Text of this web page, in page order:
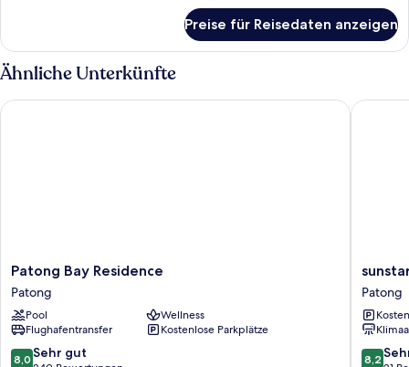
Preise für Reisedaten anzeigen
Ähnliche Unterkünfte
Patong
Bay
Residence
Patong
Patong Bay Residence
Patong
Pool
Wellness
Flughafentransfer
Kostenlose Parkplätze
8.0
8,0 Sehr gut
Patong Bay Residence
sunstar
palace
patong
Patong
Patong
8.2
8,2
sunstar